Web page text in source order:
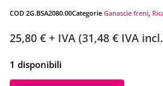
COD 2G.BSA2080.00Categorie Ganascie freni,
25,80 € + IVA (31,48 € IVA
1 disponibili